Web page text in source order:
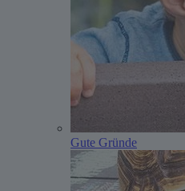
Gute Gründe